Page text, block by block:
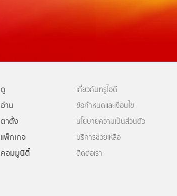
ดู
อ่าน
ตาตั้ง
แพ็กเกจ
คอมมูนิตี้
เกี่ยวกับทรูไอดี
ข้อกำหนดและเงื่อนไข
นโยบายความเป็นส่วนตัว
บริการช่วยเหลือ
ติดต่อเรา